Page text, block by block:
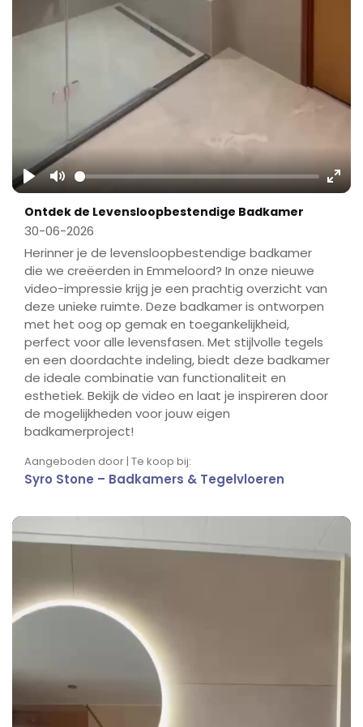
Play Mute
Ontdek de Levensloopbestendige Badkamer
30-06-2026
Herinner je de levensloopbestendige badkamer
die we creëerden in Emmeloord? In onze nieuwe
video-impressie krijg je een prachtig overzicht van
deze unieke ruimte. Deze badkamer is ontworpen
met het oog op gemak en toegankelijkheid,
perfect voor alle levensfasen. Met stijlvolle tegels
en een doordachte indeling, biedt deze badkamer
de ideale combinatie van functionaliteit en
esthetiek. Bekijk de video en laat je inspireren door
de mogelijkheden voor jouw eigen
badkamerproject!
Aangeboden door | Te koop bij:
Syro Stone – Badkamers & Tegelvloeren